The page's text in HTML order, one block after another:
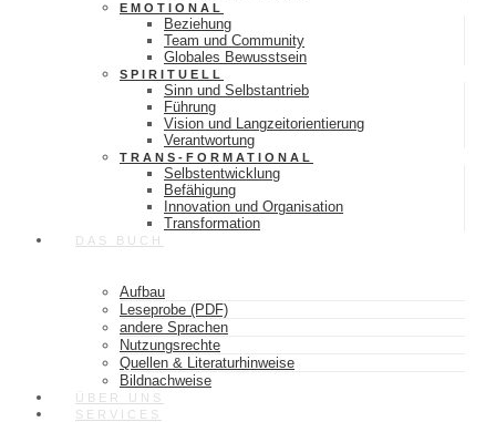
EMOTIONAL
Beziehung
Team und Community
Globales Bewusstsein
SPIRITUELL
Sinn und Selbstantrieb
Führung
Vision und Langzeitorientierung
Verantwortung
TRANS-FORMATIONAL
Selbstentwicklung
Befähigung
Innovation und Organisation
Transformation
DAS BUCH
Aufbau
Leseprobe (PDF)
andere Sprachen
Nutzungsrechte
Quellen & Literaturhinweise
Bildnachweise
ÜBER UNS
SERVICES